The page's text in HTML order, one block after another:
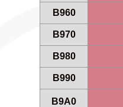
B960
B970
B980
B990
B9A0